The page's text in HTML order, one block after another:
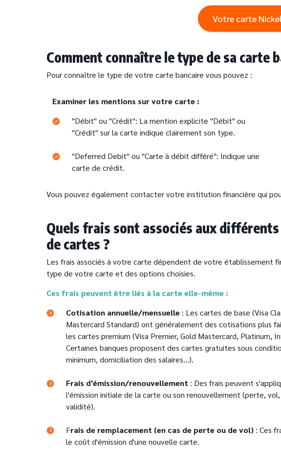
Votre carte
Comment connaître le type de sa carte
Pour connaître le type de votre carte bancaire vous pouvez :
Text
Examiner les mentions sur votre carte :
"Débit" ou "Crédit": La mention explicite "Débit" ou
"Crédit" sur la carte indique clairement son type.
"Deferred Debit" ou "Carte à débit différé": Indique une
carte de crédit.
Vous pouvez également contacter votre institution financière qui
Quels frais sont associés aux
de cartes ?
Les frais associés à votre carte dépendent de votre établissement
type de votre carte et des options choisies.
Ces frais peuvent être liés à la carte elle-même :
Cotisation annuelle/mensuelle : Les cartes de base (Visa
Mastercard Standard) ont généralement des cotisations plus
les cartes premium (Visa Premier, Gold Mastercard, Platinum,
Certaines banques proposent des cartes gratuites sous
minimum, domiciliation des salaires...).
Frais d'émission/renouvellement : Des frais peuvent
l'émission initiale de la carte ou son renouvellement (perte,
validité).
Frais de remplacement (en cas de perte ou de vol) : Ces
le coût d'émission d'une nouvelle carte.